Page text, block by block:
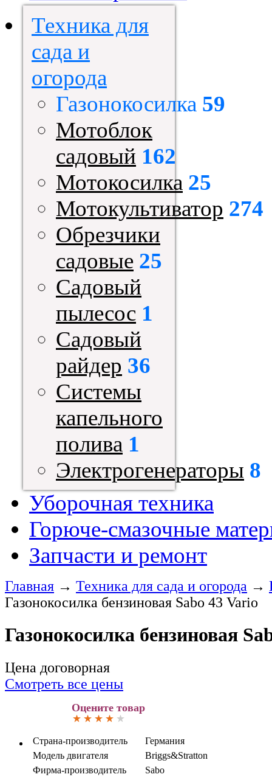
Техника для
сада и
огорода
Газонокосилка 59
Мотоблок
садовый 162
Мотокосилка 25
Мотокультиватор 274
Обрезчики
садовые 25
Садовый
пылесос 1
Садовый
райдер 36
Системы
капельного
полива 1
Электрогенераторы 8
Уборочная техника
Горюче-смазочные
Запчасти и ремонт
Главная → Техника для сада и огорода →
Газонокосилка бензиновая Sabo 43 Vario
Газонокосилка бензиновая
Цена договорная
Смотреть все цены
Оцените товар
Страна-производитель
Германия
Модель двигателя
Briggs&Stratton
Фирма-производитель
Sabo